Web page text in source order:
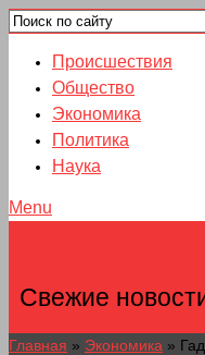
Происшествия
Общество
Экономика
Политика
Наука
Menu
Свежие
Главная » Экономика »